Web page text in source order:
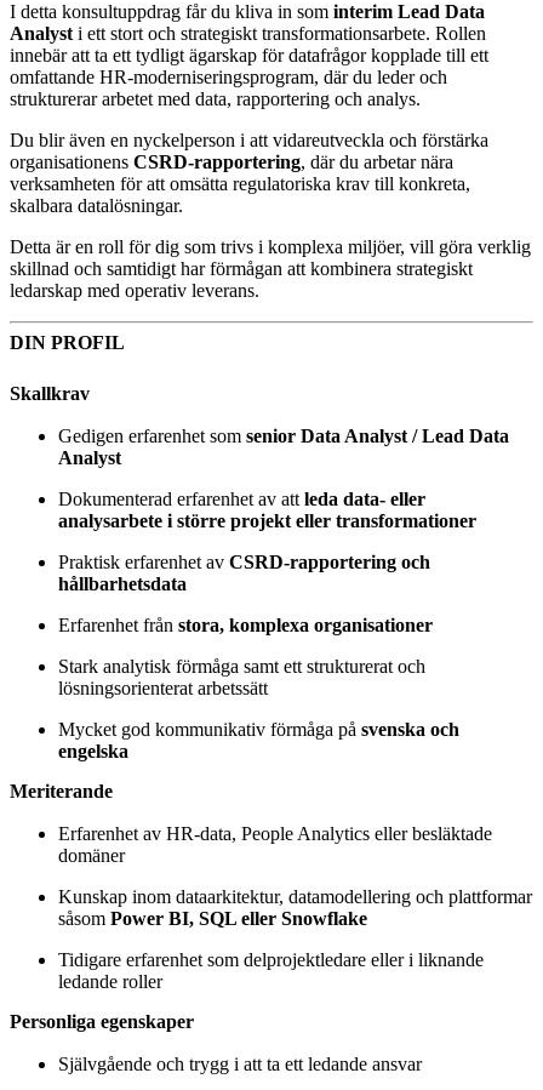
I detta konsultuppdrag får du kliva in som interim Lead Data
Analyst i ett stort och strategiskt transformationsarbete. Rollen
innebär att ta ett tydligt ägarskap för datafrågor kopplade till ett
omfattande HR‑moderniseringsprogram, där du leder och
strukturerar arbetet med data, rapportering och analys.
Du blir även en nyckelperson i att vidareutveckla och förstärka
organisationens CSRD‑rapportering, där du arbetar nära
verksamheten för att omsätta regulatoriska krav till konkreta,
skalbara datalösningar.
Detta är en roll för dig som trivs i komplexa miljöer, vill göra verklig
skillnad och samtidigt har förmågan att kombinera strategiskt
ledarskap med operativ leverans.
DIN PROFIL
Skallkrav
Gedigen erfarenhet som senior Data Analyst / Lead Data
Analyst
Dokumenterad erfarenhet av att leda data- eller
analysarbete i större projekt eller transformationer
Praktisk erfarenhet av CSRD‑rapportering och
hållbarhetsdata
Erfarenhet från stora, komplexa organisationer
Stark analytisk förmåga samt ett strukturerat och
lösningsorienterat arbetssätt
Mycket god kommunikativ förmåga på svenska och
engelska
Meriterande
Erfarenhet av HR‑data, People Analytics eller besläktade
domäner
Kunskap inom dataarkitektur, datamodellering och plattformar
såsom Power BI, SQL eller Snowflake
Tidigare erfarenhet som delprojektledare eller i liknande
ledande roller
Personliga egenskaper
Självgående och trygg i att ta ett ledande ansvar